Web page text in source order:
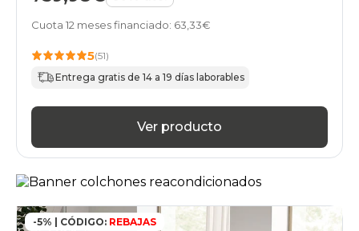
Cuota 12 meses financiado: 63,33€
5(51)
Entrega gratis de 14 a 19 días laborables
Ver producto
-5% | CÓDIGO: REBAJAS